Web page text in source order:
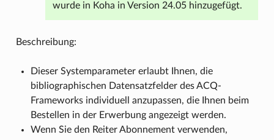
wurde in Koha in Version 24.05 hinzugefügt.
Beschreibung:
Dieser Systemparameter erlaubt Ihnen, die
bibliographischen Datensatzfelder des ACQ-
Frameworks individuell anzupassen, die Ihnen beim
Bestellen in der Erwerbung angezeigt werden.
Wenn Sie den Reiter Abonnement verwenden,